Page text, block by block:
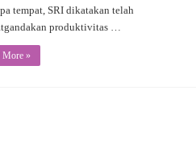
tempat, SRI dikatakan telah
produktivitas …
More »